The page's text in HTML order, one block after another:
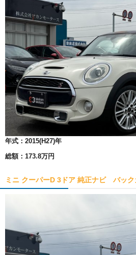
年式： 2015(H27)年
総額： 173.8万円
ミニ クーパーD 3ドア 純正ナビ バッ